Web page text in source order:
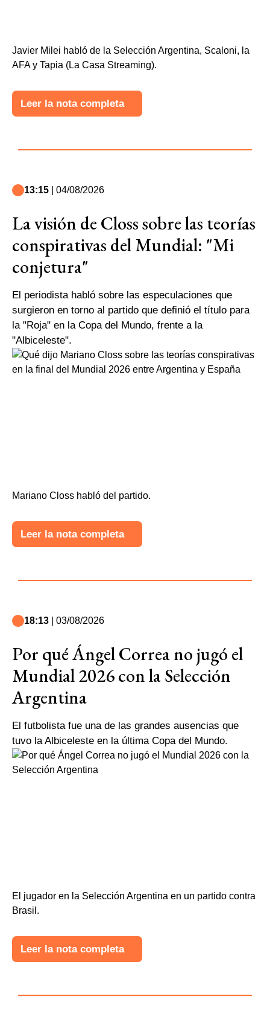
Javier Milei habló de la Selección Argentina, Scaloni, la
AFA y Tapia (La Casa Streaming).
Leer la nota completa
13:15 | 04/08/2026
La visión de Closs sobre las teorías
conspirativas del Mundial: "Mi
conjetura"
El periodista habló sobre las especulaciones que
surgieron en torno al partido que definió el título para
la "Roja" en la Copa del Mundo, frente a la
"Albiceleste".
Mariano Closs habló del partido.
Leer la nota completa
18:13 | 03/08/2026
Por qué Ángel Correa no jugó el
Mundial 2026 con la Selección
Argentina
El futbolista fue una de las grandes ausencias que
tuvo la Albiceleste en la última Copa del Mundo.
El jugador en la Selección Argentina en un partido contra
Brasil.
Leer la nota completa